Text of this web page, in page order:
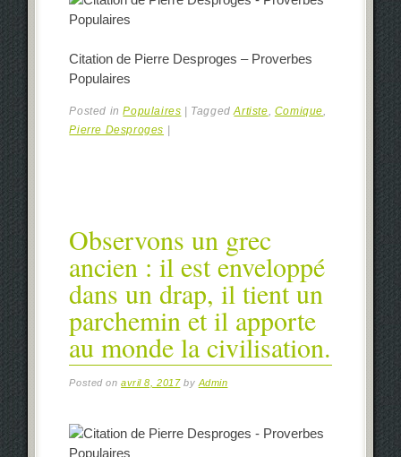
Citation de Pierre Desproges – Proverbes
Populaires
Posted inPopulaires TaggedArtiste, Comique,
Pierre Desproges
Observons un grec
ancien : il est enveloppé
dans un drap, il tient un
parchemin et il apporte
au monde la civilisation.
Posted onavril 8, 2017 by Admin